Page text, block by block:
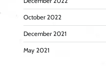
October 2022
December 2021
May 2021